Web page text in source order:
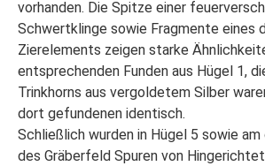
vorhanden. Die Spitze einer
Schwertklinge sowie Fragmente eines
Zierelements zeigen starke
entsprechenden Funden aus Hügel 1,
Trinkhorns aus vergoldetem Silber
dort gefundenen identisch.
Schließlich wurden in Hügel 5 sowie am
des Gräberfeld Spuren von